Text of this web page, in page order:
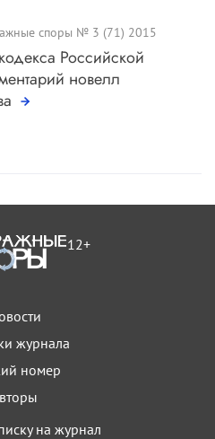
споры № 3 (71) 2015
Российской
новелл
12+
журнала
номер
на журнал